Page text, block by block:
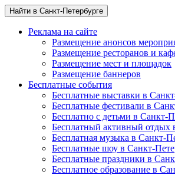
Найти в Санкт-Петербурге
Реклама на сайте
Размещение анонсов
Размещение ресторанов и
Размещение мест и площадок
Размещение баннеров
Бесплатные события
Бесплатные выставки в
Бесплатные фестивали в
Бесплатно с детьми в Санкт-
Бесплатный активный отдых
Бесплатная музыка в Санкт-
Бесплатные шоу в Санкт-
Бесплатные праздники в
Бесплатное образование в